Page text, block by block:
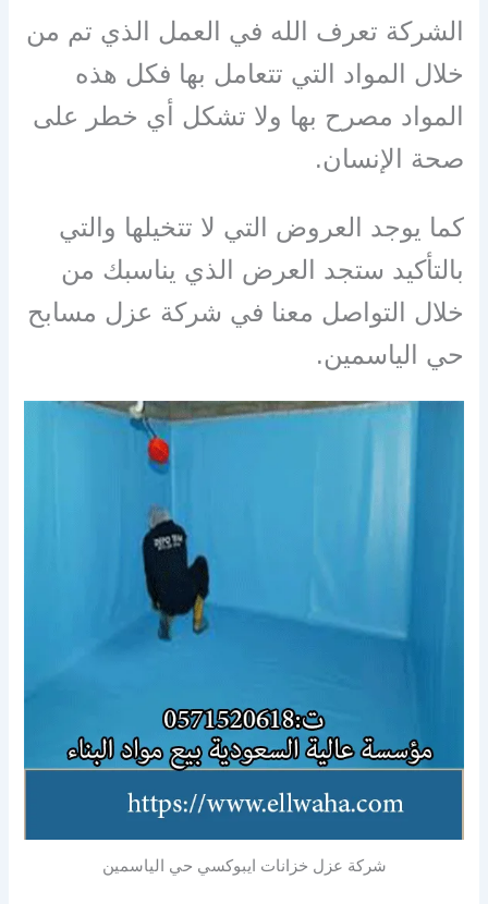
الشركة تعرف الله في العمل الذي تم من
خلال المواد التي تتعامل بها فكل هذه
المواد مصرح بها ولا تشكل أي خطر على
صحة الإنسان.
كما يوجد العروض التي لا تتخيلها والتي
بالتأكيد ستجد العرض الذي يناسبك من
خلال التواصل معنا في شركة عزل مسابح
حي الياسمين.
شركة عزل خزانات ايبوكسي حي الياسمين